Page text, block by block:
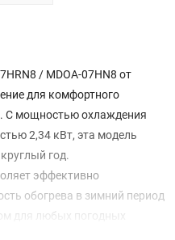
/ MDOA-07HN8 от
для комфортного
С мощностью охлаждения
2,34 кВт, эта модель
год.
эффективно
обогрева в зимний период
для любых погодных